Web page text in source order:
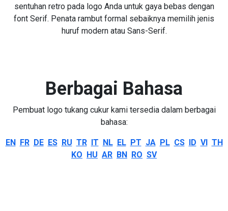
sentuhan retro pada logo Anda untuk gaya bebas dengan
font Serif. Penata rambut formal sebaiknya memilih jenis
huruf modern atau Sans-Serif.
Berbagai Bahasa
Pembuat logo tukang cukur kami tersedia dalam berbagai
bahasa:
EN FR DE ES RU TR IT NL EL PT JA PL CS ID VI TH
KO HU AR BN RO SV